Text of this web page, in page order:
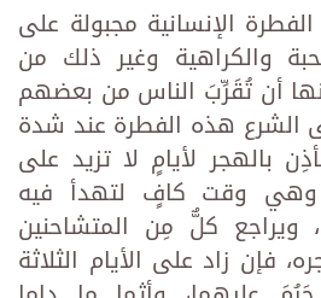
الإنسانية مجبولة على
والكراهية وغير ذلك من
أن تُقَرِّبَ الناس من بعضهم
الشرع هذه الفطرة عند شدة
بالهجر لأيامٍ لا تزيد على
وهي وقت كافٍ لتهدأ فيه
كلٌّ مِن المتشاحنين
فإن زاد على الأيام الثلاثة